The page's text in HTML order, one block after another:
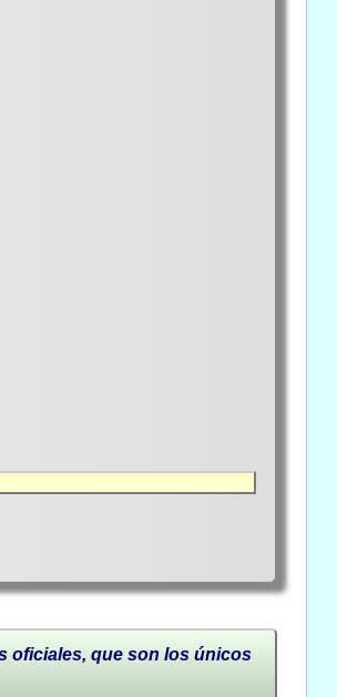
oficiales, que son los únicos